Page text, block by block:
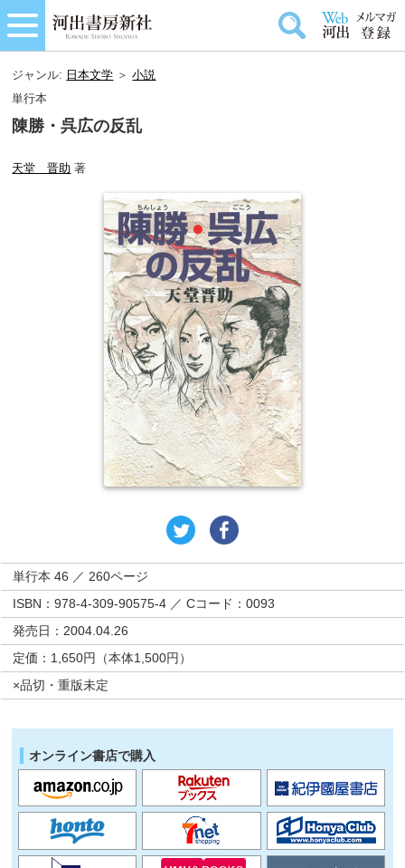
ジャンル: 日本文学 ＞小説
単行本
陳勝・呉広の反乱
天堂 晋助 著
単行本 46 ／ 260ページ
ISBN：978-4-309-90575-4 ／ Cコード：0093
発売日：2004.04.26
定価：1,650円（本体1,500円）
×品切・重版未定
オンライン書店で購入